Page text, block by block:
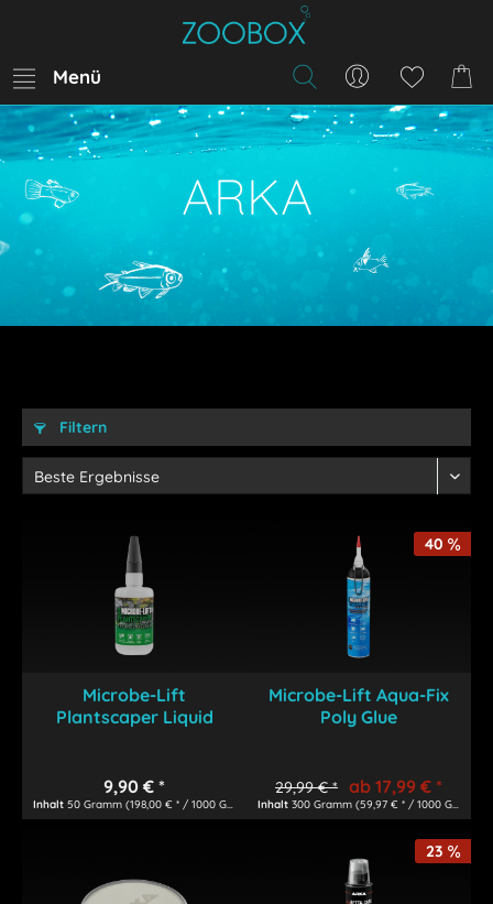
Menü
ARKA
Filtern
Microbe-Lift
Plantscaper Liquid
9,90 € *
Inhalt50 Gramm(198,00 € * / 1000 Gramm)
40
Microbe-Lift Aqua-Fix
Poly Glue
29,99 € * ab 17,99 € *
Inhalt300 Gramm(59,97 € * / 1000 Gramm)
23